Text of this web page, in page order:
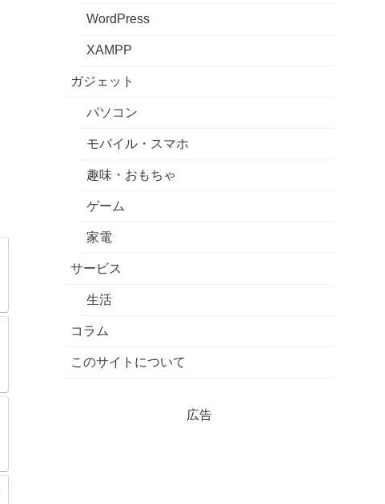
WordPress
XAMPP
ガジェット
パソコン
モバイル・スマホ
趣味・おもちゃ
ゲーム
家電
サービス
生活
コラム
このサイトについて
広告